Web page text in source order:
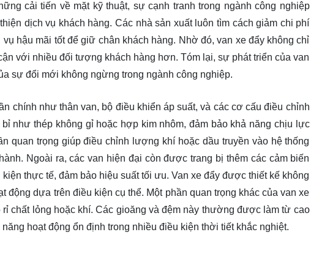
cải tiến về mặt kỹ thuật, sự cạnh tranh trong ngành công nghiệp
dịch vụ khách hàng. Các nhà sản xuất luôn tìm cách giảm chi phí
hậu mãi tốt để giữ chân khách hàng. Nhờ đó, van xe đẩy không chỉ
với nhiều đối tượng khách hàng hơn. Tóm lại, sự phát triển của van
sự đổi mới không ngừng trong ngành công nghiệp.
chính như thân van, bộ điều khiển áp suất, và các cơ cấu điều chỉnh
như thép không gỉ hoặc hợp kim nhôm, đảm bảo khả năng chịu lực
quan trọng giúp điều chỉnh lượng khí hoặc dầu truyền vào hệ thống
Ngoài ra, các van hiện đại còn được trang bị thêm các cảm biến
thực tế, đảm bảo hiệu suất tối ưu. Van xe đẩy được thiết kế không
dựa trên điều kiện cụ thể. Một phần quan trọng khác của van xe
chất lỏng hoặc khí. Các gioăng và đệm này thường được làm từ cao
hoạt động ổn định trong nhiều điều kiện thời tiết khắc nghiệt.